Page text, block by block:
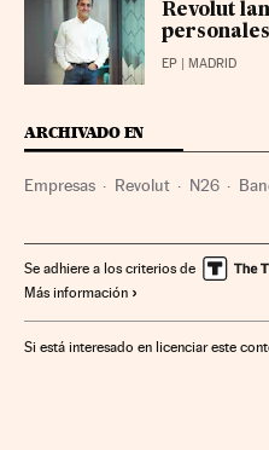
Revolut
EP | MADRID
ARCHIVADO EN
Empresas Revolut N26
Banco de España Clientes
Se adhiere a los criterios de
Más información
Si está interesado en licenciar este